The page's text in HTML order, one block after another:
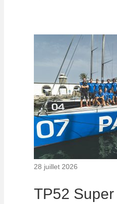
28 juillet 2026
TP52